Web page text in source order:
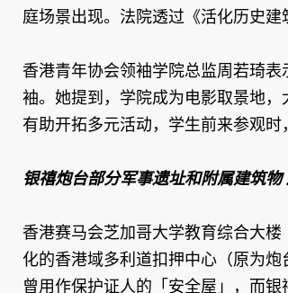
庭场景出现。法院透过《活化历史
香港青年协会领袖学院总监周若琦
袖。她提到，学院成为电影取景地
有助开拓多元活动，学生前来参观
银禧炮台部分军事遗址和附属建筑
香港赛马会芝加哥大学教育综合大
化的香港域多利道扣押中心（原为
曾用作保护证人的「安全屋」，而